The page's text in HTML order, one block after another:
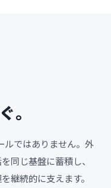
。
ルではありません。外
同じ基盤に蓄積し、
継続的に支えます。